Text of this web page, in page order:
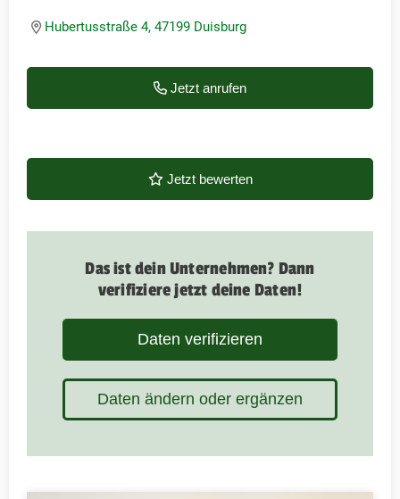
Hubertusstraße 4, 47199 Duisburg
Jetzt anrufen
Jetzt bewerten
Das ist dein Unternehmen? Dann
verifiziere jetzt deine Daten!
Daten verifizieren
Daten ändern oder ergänzen